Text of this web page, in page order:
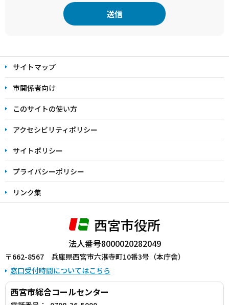
文
こ
こ
ま
で
サイトマップ
市関係者向け
このサイトの使い方
アクセシビリティポリシー
サイトポリシー
プライバシーポリシー
リンク集
西宮市役所
法人番号8000020282049
〒662-8567 兵庫県西宮市六湛寺町10番3号（本庁舎）
窓口受付時間についてはこちら
西宮市総合コールセンター